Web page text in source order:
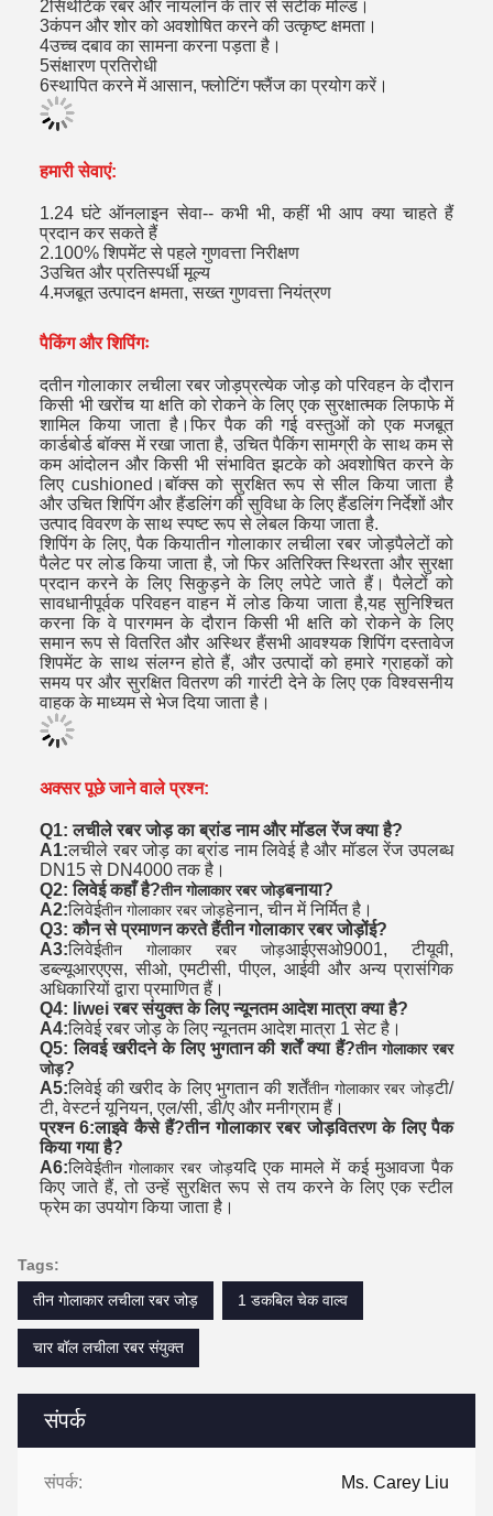
संपर्क
संपर्क: Ms. Carey Liu
2सिंथेटिक रबर और नायलॉन के तार से सटीक मोल्ड।
3कंपन और शोर को अवशोषित करने की उत्कृष्ट क्षमता।
4उच्च दबाव का सामना करना पड़ता है।
5संक्षारण प्रतिरोधी
6स्थापित करने में आसान, फ्लोटिंग फ्लैंज का प्रयोग करें।
हमारी सेवाएं:
1.24 घंटे ऑनलाइन सेवा-- कभी भी, कहीं भी आप क्या चाहते हैं
प्रदान कर सकते हैं
2.100% शिपमेंट से पहले गुणवत्ता निरीक्षण
3उचित और प्रतिस्पर्धी मूल्य
4.मजबूत उत्पादन क्षमता, सख्त गुणवत्ता नियंत्रण
पैकिंग और शिपिंगः
दतीन गोलाकार लचीला रबर जोड़प्रत्येक जोड़ को परिवहन के दौरान
किसी भी खरोंच या क्षति को रोकने के लिए एक सुरक्षात्मक लिफाफे में
शामिल किया जाता है।फिर पैक की गई वस्तुओं को एक मजबूत
कार्डबोर्ड बॉक्स में रखा जाता है, उचित पैकिंग सामग्री के साथ कम से
कम आंदोलन और किसी भी संभावित झटके को अवशोषित करने के
लिए cushioned।बॉक्स को सुरक्षित रूप से सील किया जाता है
और उचित शिपिंग और हैंडलिंग की सुविधा के लिए हैंडलिंग निर्देशों और
उत्पाद विवरण के साथ स्पष्ट रूप से लेबल किया जाता है.
शिपिंग के लिए, पैक कियातीन गोलाकार लचीला रबर जोड़पैलेटों को
पैलेट पर लोड किया जाता है, जो फिर अतिरिक्त स्थिरता और सुरक्षा
प्रदान करने के लिए सिकुड़ने के लिए लपेटे जाते हैं। पैलेटों को
सावधानीपूर्वक परिवहन वाहन में लोड किया जाता है,यह सुनिश्चित
करना कि वे पारगमन के दौरान किसी भी क्षति को रोकने के लिए
समान रूप से वितरित और अस्थिर हैंसभी आवश्यक शिपिंग दस्तावेज
शिपमेंट के साथ संलग्न होते हैं, और उत्पादों को हमारे ग्राहकों को
समय पर और सुरक्षित वितरण की गारंटी देने के लिए एक विश्वसनीय
वाहक के माध्यम से भेज दिया जाता है।
अक्सर पूछे जाने वाले प्रश्न:
Q1: लचीले रबर जोड़ का ब्रांड नाम और मॉडल रेंज क्या है?
A1:लचीले रबर जोड़ का ब्रांड नाम लिवेई है और मॉडल रेंज उपलब्ध
DN15 से DN4000 तक है।
Q2: लिवेई कहाँ है?तीन गोलाकार रबर जोड़बनाया?
A2:लिवेईतीन गोलाकार रबर जोड़हेनान, चीन में निर्मित है।
Q3: कौन से प्रमाणन करते हैंतीन गोलाकार रबर जोड़ोंई?
A3:लिवेईतीन गोलाकार रबर जोड़आईएसओ9001, टीयूवी,
डब्ल्यूआरएएस, सीओ, एमटीसी, पीएल, आईवी और अन्य प्रासंगिक
अधिकारियों द्वारा प्रमाणित हैं।
Q4: liwei रबर संयुक्त के लिए न्यूनतम आदेश मात्रा क्या है?
A4:लिवेई रबर जोड़ के लिए न्यूनतम आदेश मात्रा 1 सेट है।
Q5: लिवई खरीदने के लिए भुगतान की शर्तें क्या हैं?तीन गोलाकार रबर
जोड़?
A5:लिवेई की खरीद के लिए भुगतान की शर्तेंतीन गोलाकार रबर जोड़टी/
टी, वेस्टर्न यूनियन, एल/सी, डी/ए और मनीग्राम हैं।
प्रश्न 6:लाइवे कैसे हैं?तीन गोलाकार रबर जोड़वितरण के लिए पैक
किया गया है?
A6:लिवेईतीन गोलाकार रबर जोड़यदि एक मामले में कई मुआवजा पैक
किए जाते हैं, तो उन्हें सुरक्षित रूप से तय करने के लिए एक स्टील
फ्रेम का उपयोग किया जाता है।
Tags:
तीन गोलाकार लचीला रबर जोड़
1 डकबिल चेक वाल्व
चार बॉल लचीला रबर संयुक्त